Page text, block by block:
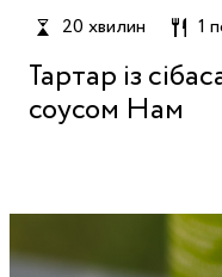
20 хвилин 1
Тартар із
соусом Нам